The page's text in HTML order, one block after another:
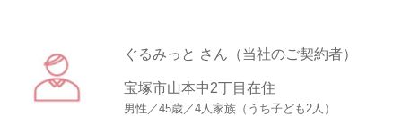
ぐるみっと さん（当社のご契約者）
宝塚市山本中2丁目在住
男性／45歳／4人家族（うち子ども2人）